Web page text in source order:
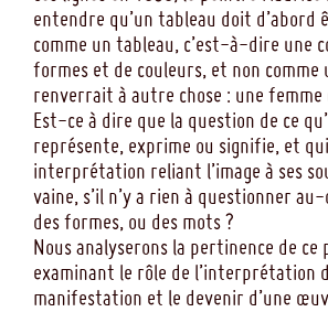
entendre qu’un tableau doit d’abord
comme un tableau, c’est-à-dire une
formes et de couleurs, et non comme
renverrait à autre chose : une femme
Est-ce à dire que la question de ce
représente, exprime ou signifie, et
interprétation reliant l’image à ses
vaine, s’il n’y a rien à questionner
des formes, ou des mots ?
Nous analyserons la pertinence de ce
examinant le rôle de l’interprétation
manifestation et le devenir d’une